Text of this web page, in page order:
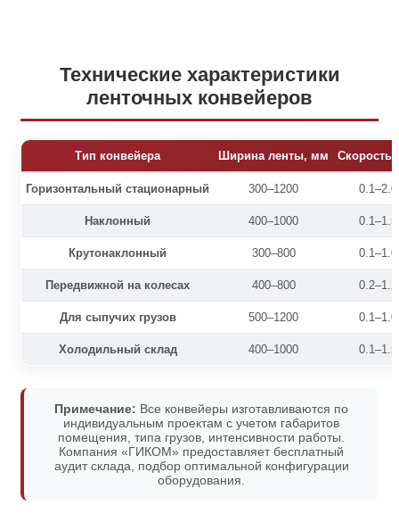
Технические характеристики
ленточных конвейеров
Тип конвейера Ширина ленты, мм
Горизонтальный стационарный 300–1200 0.1–2.0
Наклонный 400–1000 0.1–1.5
Крутонаклонный 300–800 0.1–1.0
Передвижной на колесах 400–800 0.2–1.2
Для сыпучих грузов 500–1200 0.1–1.0
Холодильный склад 400–1000 0.1–1.5
Примечание: Все конвейеры изготавливаются по
индивидуальным проектам с учетом габаритов
помещения, типа грузов, интенсивности работы.
Компания «ГИКОМ» предоставляет бесплатный
аудит склада, подбор оптимальной конфигурации
оборудования.